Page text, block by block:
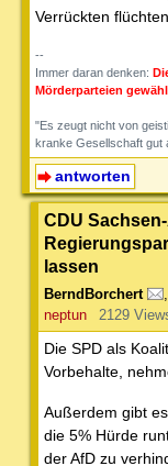
Verrückten
--
Immer daran denken:
Mörderparteien
"Es zeugt nicht von
kranke Gesellschaft gut
antworten
CDU
lassen
BerndBorchert ,
neptun
2129
Die SPD als
Vorbehalte,
Außerdem gibt
die 5% Hürde
der AfD zu